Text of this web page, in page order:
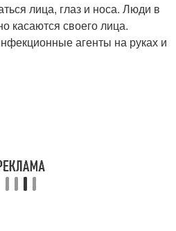
лица, глаз и носа. Люди в
касаются своего лица.
агенты на руках и